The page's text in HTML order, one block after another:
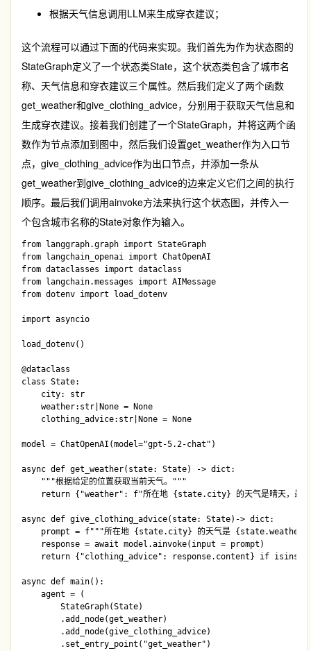
根据天气信息调用LLM来生成穿衣建议；
这个流程可以通过下面的代码来实现。我们首先为作为状态图的
StateGraph定义了一个状态类State，这个状态类包含了城市名
称、天气信息和穿衣建议三个属性。然后我们定义了两个函数
get_weather和give_clothing_advice，分别用于获取天气信息和
生成穿衣建议。接着我们创建了一个StateGraph，并将这两个函
数作为节点添加到图中，然后我们设置get_weather作为入口节
点， give_clothing_advice作为出口节点，并添加一条从
get_weather到give_clothing_advice的边来定义它们之间的执行
顺序。最后我们调用ainvoke方法来执行这个状态图，并传入一
个包含城市名称的State对象作为输入。
from langgraph.graph import StateGraph
from langchain_openai import ChatOpenAI
from dataclasses import dataclass
from langchain.messages import AIMessage
from dotenv import load_dotenv
import asyncio
load_dotenv()
@dataclass
class State:
    city: str
    weather:str|None = None
    clothing_advice:str|None = None
model = ChatOpenAI(model="gpt-5.2-chat")
async def get_weather(state: State) -> dict:
    """根据给定的位置获取当前天气。"""
return {"weather": f"所在地 {state.city} 的天气是晴天，最
async def give_clothing_advice(state: State)-> dict:
prompt = f"""所在地 {state.city} 的天气是 {state.weather}
    response = await model.ainvoke(input = prompt)
return {"clothing_advice": response.content} if
async def main():
    agent = (
        StateGraph(State)
        .add_node(get_weather)
        .add_node(give_clothing_advice)
        .set_entry_point("get_weather")